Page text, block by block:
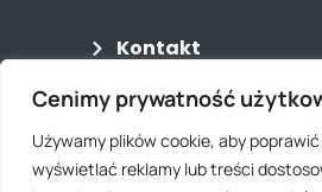
Cenimy prywatność
Używamy plików cookie, aby
wyświetlać reklamy lub treści
Kontakt
Polityka
Wysyłka